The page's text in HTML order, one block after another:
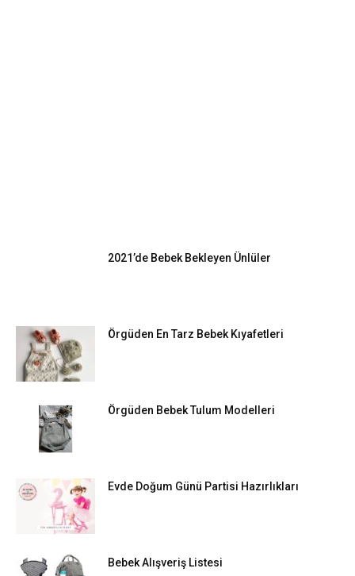
2021’de Bebek Bekleyen Ünlüler
Örgüden En Tarz Bebek Kıyafetleri
Örgüden Bebek Tulum Modelleri
Evde Doğum Günü Partisi Hazırlıkları
Bebek Alışveriş Listesi